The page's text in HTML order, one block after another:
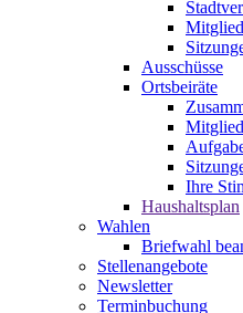
Ausschüsse
Ortsbeiräte
Ihre
Haushaltsplan
Wahlen
Briefwahl
Stellenangebote
Newsletter
Terminbuchung